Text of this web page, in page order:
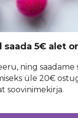
saada 5€ alet
ning
üle 20€
soovinimekirja.